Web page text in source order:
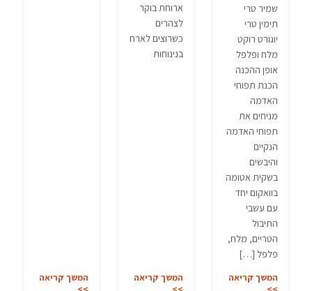
שמיר טרי
תימין טרי
יוגורט רוקט
מלח ופלפל
אופן ההכנה
הכנת תפוחי
האדמה
מניחים את
תפוחי האדמה
הנקיים
והיבשים
בשקית אטומה
בוואקום יחד
עם עשבי
התיבול
הטריים, מלח,
פלפל […]
המשך קריאה
ארוחת בוקר
לצהרים
כשרוצים לארח
בנינוחות
המשך קריאה
המשך קריאה